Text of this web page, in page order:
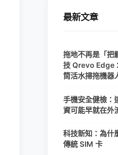
最新文章
拖地不再是「把
技 Qrevo Edge
筒活水掃拖機器
手機安全健檢：
資可能早就在外
科技新知：為什
傳統 SIM 卡